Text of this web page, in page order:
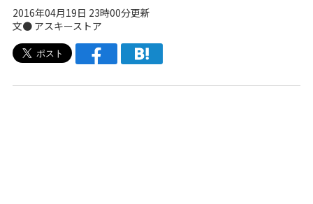
2016年04月19日 23時00分更新
文● アスキーストア